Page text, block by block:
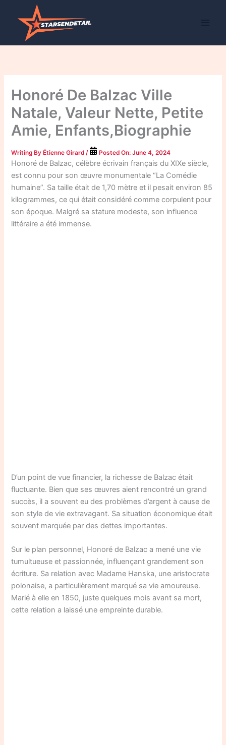
Honoré De Balzac Ville
Natale, Valeur Nette, Petite
Amie, Enfants,Biographie
Writing ByÉtienne Girard / Posted On:June 4, 2024
Honoré de Balzac, célèbre écrivain français du XIXe siècle,
est connu pour son œuvre monumentale “La Comédie
humaine”. Sa taille était de 1,70 mètre et il pesait environ 85
kilogrammes, ce qui était considéré comme corpulent pour
son époque. Malgré sa stature modeste, son influence
littéraire a été immense.
D’un point de vue financier, la richesse de Balzac était
fluctuante. Bien que ses œuvres aient rencontré un grand
succès, il a souvent eu des problèmes d’argent à cause de
son style de vie extravagant. Sa situation économique était
souvent marquée par des dettes importantes.
Sur le plan personnel, Honoré de Balzac a mené une vie
tumultueuse et passionnée, influençant grandement son
écriture. Sa relation avec Madame Hanska, une aristocrate
polonaise, a particulièrement marqué sa vie amoureuse.
Marié à elle en 1850, juste quelques mois avant sa mort,
cette relation a laissé une empreinte durable.